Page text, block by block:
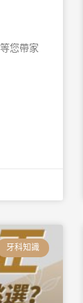
您帶家
牙科知識